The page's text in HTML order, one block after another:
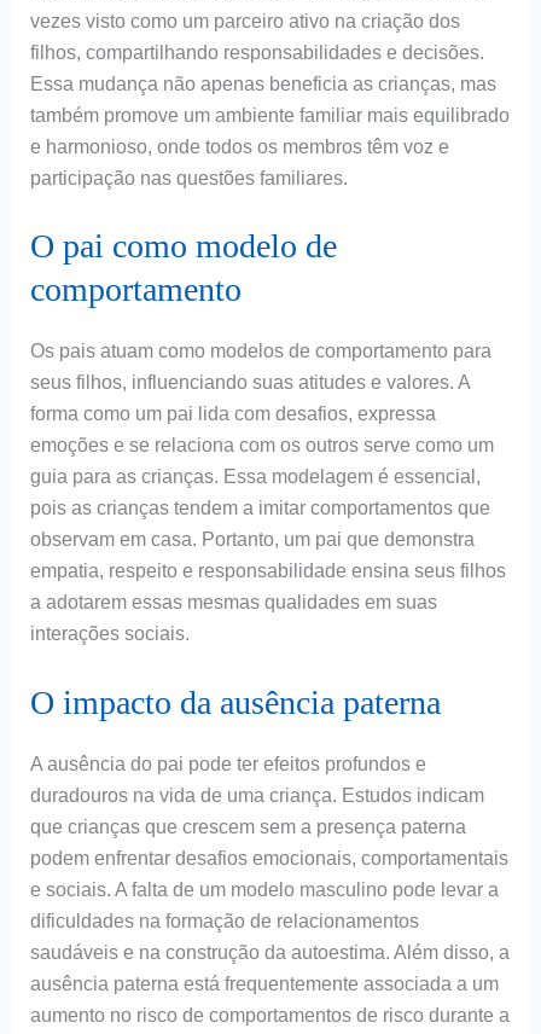
vezes visto como um parceiro ativo na criação dos
filhos, compartilhando responsabilidades e decisões.
Essa mudança não apenas beneficia as crianças, mas
também promove um ambiente familiar mais equilibrado
e harmonioso, onde todos os membros têm voz e
participação nas questões familiares.
O pai como modelo de
comportamento
Os pais atuam como modelos de comportamento para
seus filhos, influenciando suas atitudes e valores. A
forma como um pai lida com desafios, expressa
emoções e se relaciona com os outros serve como um
guia para as crianças. Essa modelagem é essencial,
pois as crianças tendem a imitar comportamentos que
observam em casa. Portanto, um pai que demonstra
empatia, respeito e responsabilidade ensina seus filhos
a adotarem essas mesmas qualidades em suas
interações sociais.
O impacto da ausência paterna
A ausência do pai pode ter efeitos profundos e
duradouros na vida de uma criança. Estudos indicam
que crianças que crescem sem a presença paterna
podem enfrentar desafios emocionais, comportamentais
e sociais. A falta de um modelo masculino pode levar a
dificuldades na formação de relacionamentos
saudáveis e na construção da autoestima. Além disso, a
ausência paterna está frequentemente associada a um
aumento no risco de comportamentos de risco durante a